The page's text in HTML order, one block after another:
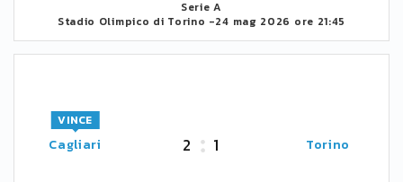
Serie A
Stadio Olimpico di Torino -24 mag 2026 ore 21:45
Cagliari
VINCE
2 1 Torino